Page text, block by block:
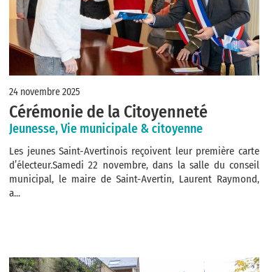
24 novembre 2025
Cérémonie de la Citoyenneté
Jeunesse, Vie municipale & citoyenne
Les jeunes Saint-Avertinois reçoivent leur première carte
d’électeur.Samedi 22 novembre, dans la salle du conseil
municipal, le maire de Saint-Avertin, Laurent Raymond,
a...